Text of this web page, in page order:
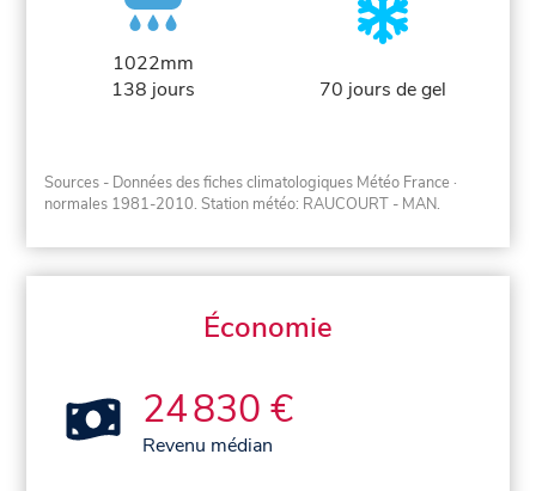
1022mm
138 jours
70 jours de gel
Sources - Données des fiches climatologiques Météo France ·
normales 1981-2010. Station météo: RAUCOURT - MAN.
Économie
24 830 €
Revenu médian